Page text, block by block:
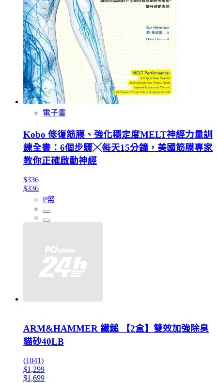
電子書
Kobo 修復筋膜、強化穩定度MELT神經力量訓
練全書：6個步驟╳每天15分鐘，美國筋膜專家
教你正確啟動神經
$336
$336
P幣
ARM&HAMMER 鐵鎚 【2盒】雙效加強除臭
貓砂40LB
(1041)
$1,299
$1,699